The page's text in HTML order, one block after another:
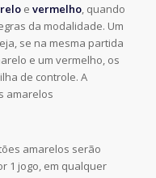
e vermelho, quando
da modalidade. Um
se na mesma partida
e um vermelho, os
de controle. A
amarelos
amarelos serão
1 jogo, em qualquer